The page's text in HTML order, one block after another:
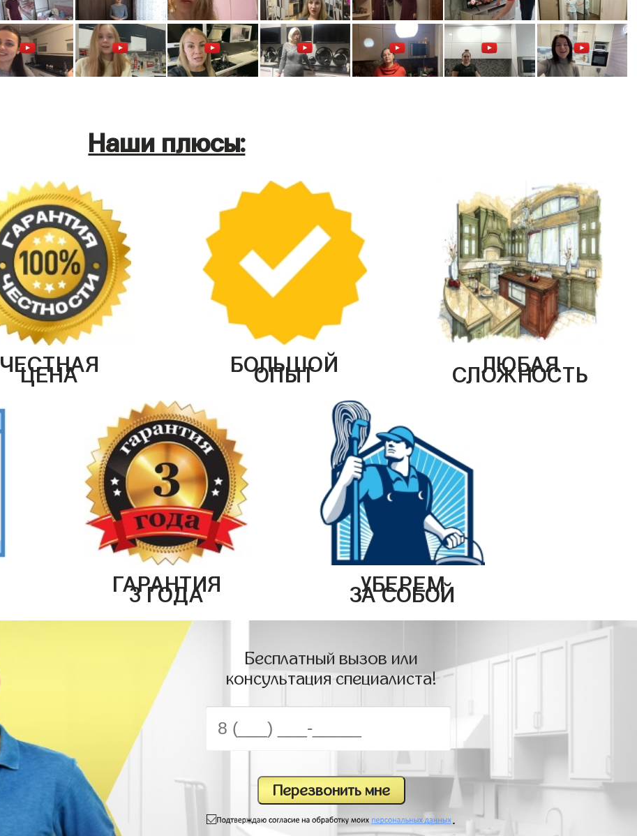
Наши плюсы:
ЧЕСТНАЯ
ЦЕНА БОЛЬШОЙ
ОПЫТ ЛЮБАЯ
СЛОЖНОСТЬ
ГАРАНТИЯ
3 ГОДА УБЕРЕМ
ЗА СОБОЙ
Бесплатный вызов или
консультация специалиста!
.